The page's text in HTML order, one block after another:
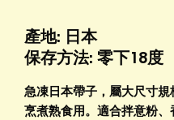
產地: 日本
保存方法: 零下18度
急凍日本帶子，屬大尺寸
烹煮熟食用。適合拌意粉、